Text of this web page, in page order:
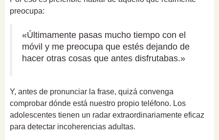
preocupa:
«Últimamente pasas mucho tiempo con el
móvil y me preocupa que estés dejando de
hacer otras cosas que antes disfrutabas.»
Y, antes de pronunciar la frase, quizá convenga
comprobar dónde está nuestro propio teléfono. Los
adolescentes tienen un radar extraordinariamente eficaz
para detectar incoherencias adultas.